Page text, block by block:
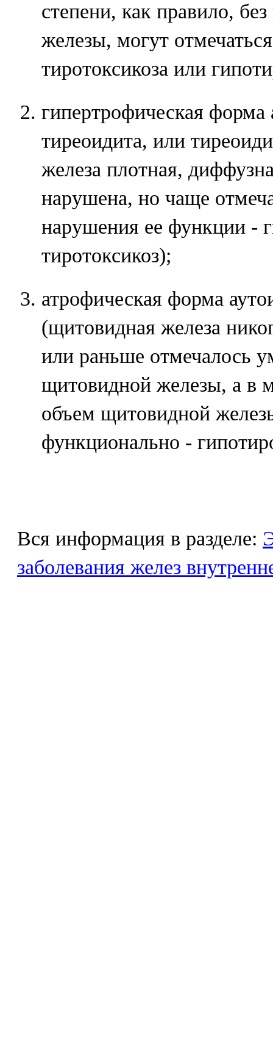
степени, как правило,
железы, могут
тиротоксикоза или
гипертрофическая
тиреоидита, или
железа плотная,
нарушена, но чаще
нарушения ее функции -
тиротоксикоз);
атрофическая форма
(щитовидная железа
или раньше отмечалось
щитовидной железы, а в
объем щитовидной
функционально -
Вся информация в разделе:
заболевания желез